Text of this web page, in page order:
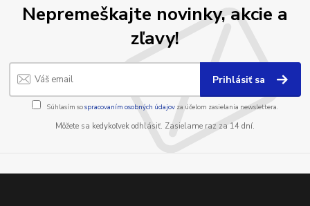
Nepremeškajte novinky, akcie a
zľavy!
Prihlásiť sa
Súhlasím sospracovaním osobných údajov za účelom zasielania newslettera.
Môžete sa kedykoľvek odhlásiť. Zasielame raz za 14 dní.